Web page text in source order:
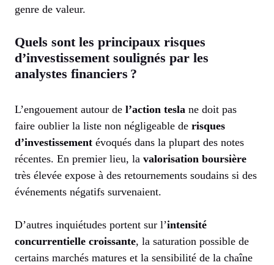
genre de valeur.
Quels sont les principaux risques
d’investissement soulignés par les
analystes financiers ?
L’engouement autour de l’action tesla ne doit pas
faire oublier la liste non négligeable de risques
d’investissement évoqués dans la plupart des notes
récentes. En premier lieu, la valorisation boursière
très élevée expose à des retournements soudains si des
événements négatifs survenaient.
D’autres inquiétudes portent sur l’intensité
concurrentielle croissante, la saturation possible de
certains marchés matures et la sensibilité de la chaîne